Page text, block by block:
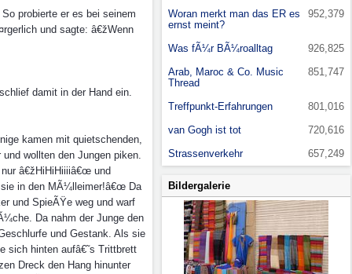
probierte er es bei seinem
und sagte: â€žWenn
damit in der Hand ein.
kamen mit quietschenden,
wollten den Jungen piken.
â€žHiHiHiiiiâ€œ und
sie in den MÃ¼lleimer!â€œ Da
und SpieÃŸe weg und warf
Da nahm der Junge den
und Gestank. Als sie
sich hinten aufâ€˜s Trittbrett
Dreck den Hang hinunter
952,379
Woran merkt man das ER es
ernst meint?
926,825
Was fÃ¼r BÃ¼roalltag
851,747
Arab, Maroc & Co. Music
Thread
801,016
Treffpunkt-Erfahrungen
720,616
van Gogh ist tot
657,249
Strassenverkehr
Bildergalerie